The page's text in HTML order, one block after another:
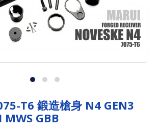
T6 鍛造槍身 N4 GEN3
MWS GBB